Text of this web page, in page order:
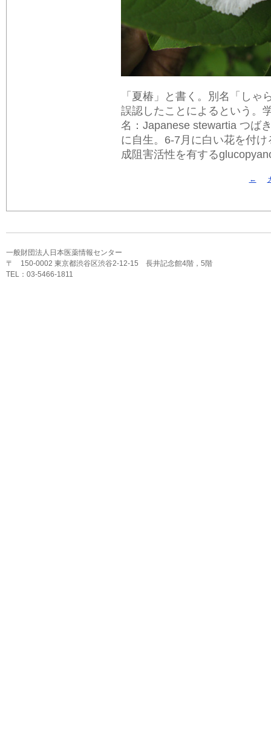
「夏椿」と書く。別名「し
誤認したことによるという。
名：Japanese stewartia つば
に自生。6-7月に白い花を付
成阻害活性を有する
←
一般財団法人日本医薬情報センター
〒 150-0002 東京都渋谷区渋谷2-12-15 長井記念館4階，5階
TEL：03-5466-1811